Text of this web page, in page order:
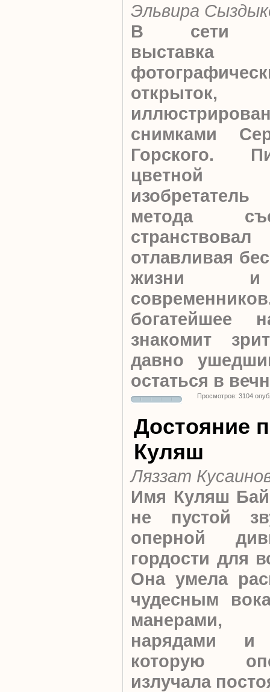
Эльвира
В сети
выставка
открыток,
снимками
Горского.
цветной
метода
отлавливая
жизни и
богатейшее
знакомит
давно
остаться в
Просмотров: 3104
Достояние
Куляш
Ляззат
Имя Куляш
не пустой
оперной
гордости для
Она умела
чудесным
манерами,
нарядами и
которую
излучала